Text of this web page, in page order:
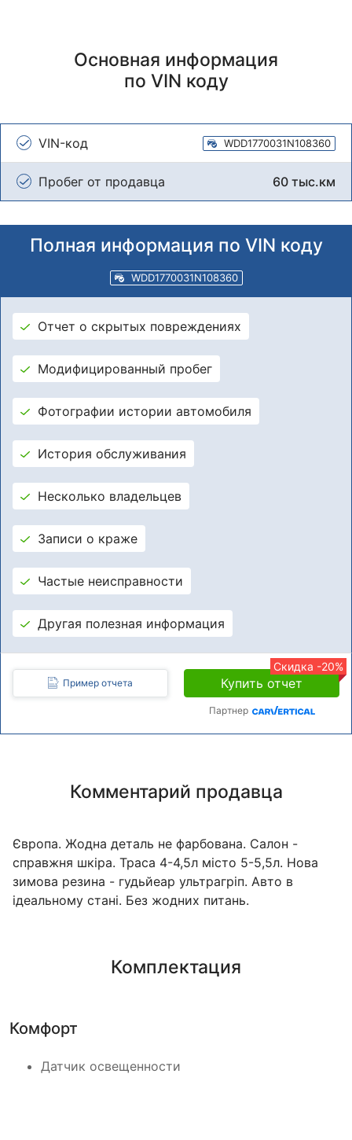
Основная информация
по VIN коду
VIN-код WDD1770031N108360
Пробег от продавца 60 тыс.км
Полная информация по VIN коду
WDD1770031N108360
Отчет о скрытых повреждениях
Модифицированный пробег
Фотографии истории автомобиля
История обслуживания
Несколько владельцев
Записи о краже
Частые неисправности
Другая полезная информация
Пример отчета
Скидка -20%
Купить отчет
Партнер
Комментарий продавца
Європа. Жодна деталь не фарбована. Салон -
справжня шкіра. Траса 4-4,5л місто 5-5,5л. Нова
зимова резина - гудьйеар ультрагріп. Авто в
ідеальному стані. Без жодних питань.
Комплектация
Комфорт
Датчик освещенности